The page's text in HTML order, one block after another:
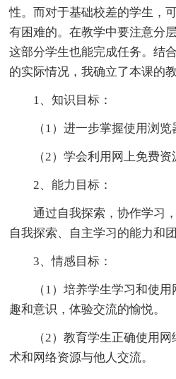
性。而对于基础校差的学生，
有困难的。在教学中要注意分
这部分学生也能完成任务。结
的实际情况，我确立了本课的
1、知识目标：
（1）进一步掌握使用浏
（2）学会利用网上免费
2、能力目标：
通过自我探索，协作学习
自我探索、自主学习的能力和
3、情感目标：
（1）培养学生学习和使
趣和意识，体验交流的愉悦。
（2）教育学生正确使用
术和网络资源与他人交流。